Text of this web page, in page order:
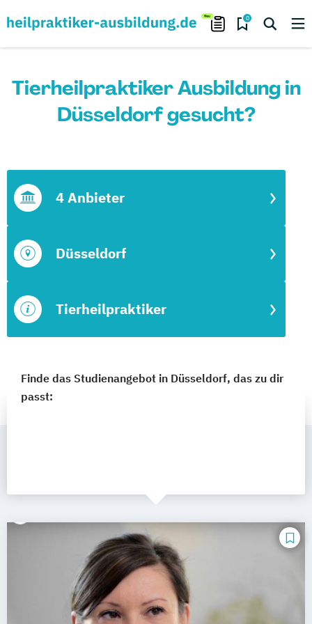
0
Tierheilpraktiker Ausbildung in
Düsseldorf gesucht?
Tierheilpraktiker
Düsseldorf
4 Anbieter
Finde das Studienangebot in Düsseldorf, das zu dir
passt: